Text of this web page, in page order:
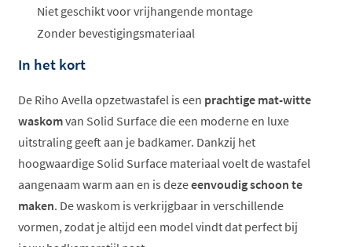
Niet geschikt voor vrijhangende montage
Zonder bevestigingsmateriaal
In het kort
De Riho Avella opzetwastafel is een prachtige mat-witte
waskomvan Solid Surface die een moderne en luxe
uitstraling geeft aan je badkamer. Dankzij het
hoogwaardige Solid Surface materiaal voelt de wastafel
aangenaam warm aan en is dezeeenvoudig schoon te
maken. De waskom is verkrijgbaar in verschillende
vormen, zodat je altijd een model vindt dat perfect bij